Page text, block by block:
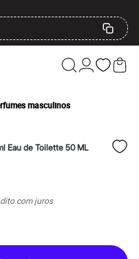
masculinos
Eau de Toilette 50 ML
com juros